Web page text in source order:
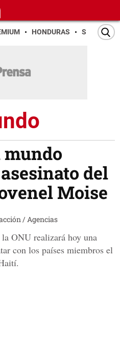
HONDURAS SAN PEDRO
mundo
del
Moise
/ Agencias
ONU realizará hoy una
con los países miembros el